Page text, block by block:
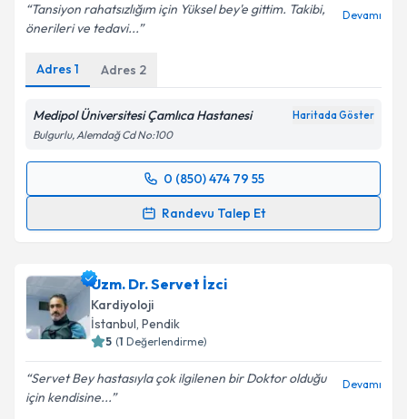
Tansiyon rahatsızlığım için Yüksel bey'e gittim. Takibi,
önerileri ve tedavi...
Devamı
Adres 1 Adres 2
Medipol Üniversitesi Çamlıca Hastanesi Haritada Göster
Bulgurlu, Alemdağ Cd No:100
0 (850) 474 79 55
Randevu Talep Et
Randevu Takvimi Talebi
takvim hazırlandığında e-posta ile bilgilendireceğiz.
E-posta Adresiniz
Uzm. Dr. Servet İzci
Kardiyoloji
İstanbul, Pendik
5 (1 Değerlendirme)
Servet Bey hastasıyla çok ilgilenen bir Doktor olduğu
için kendisine...
Devamı